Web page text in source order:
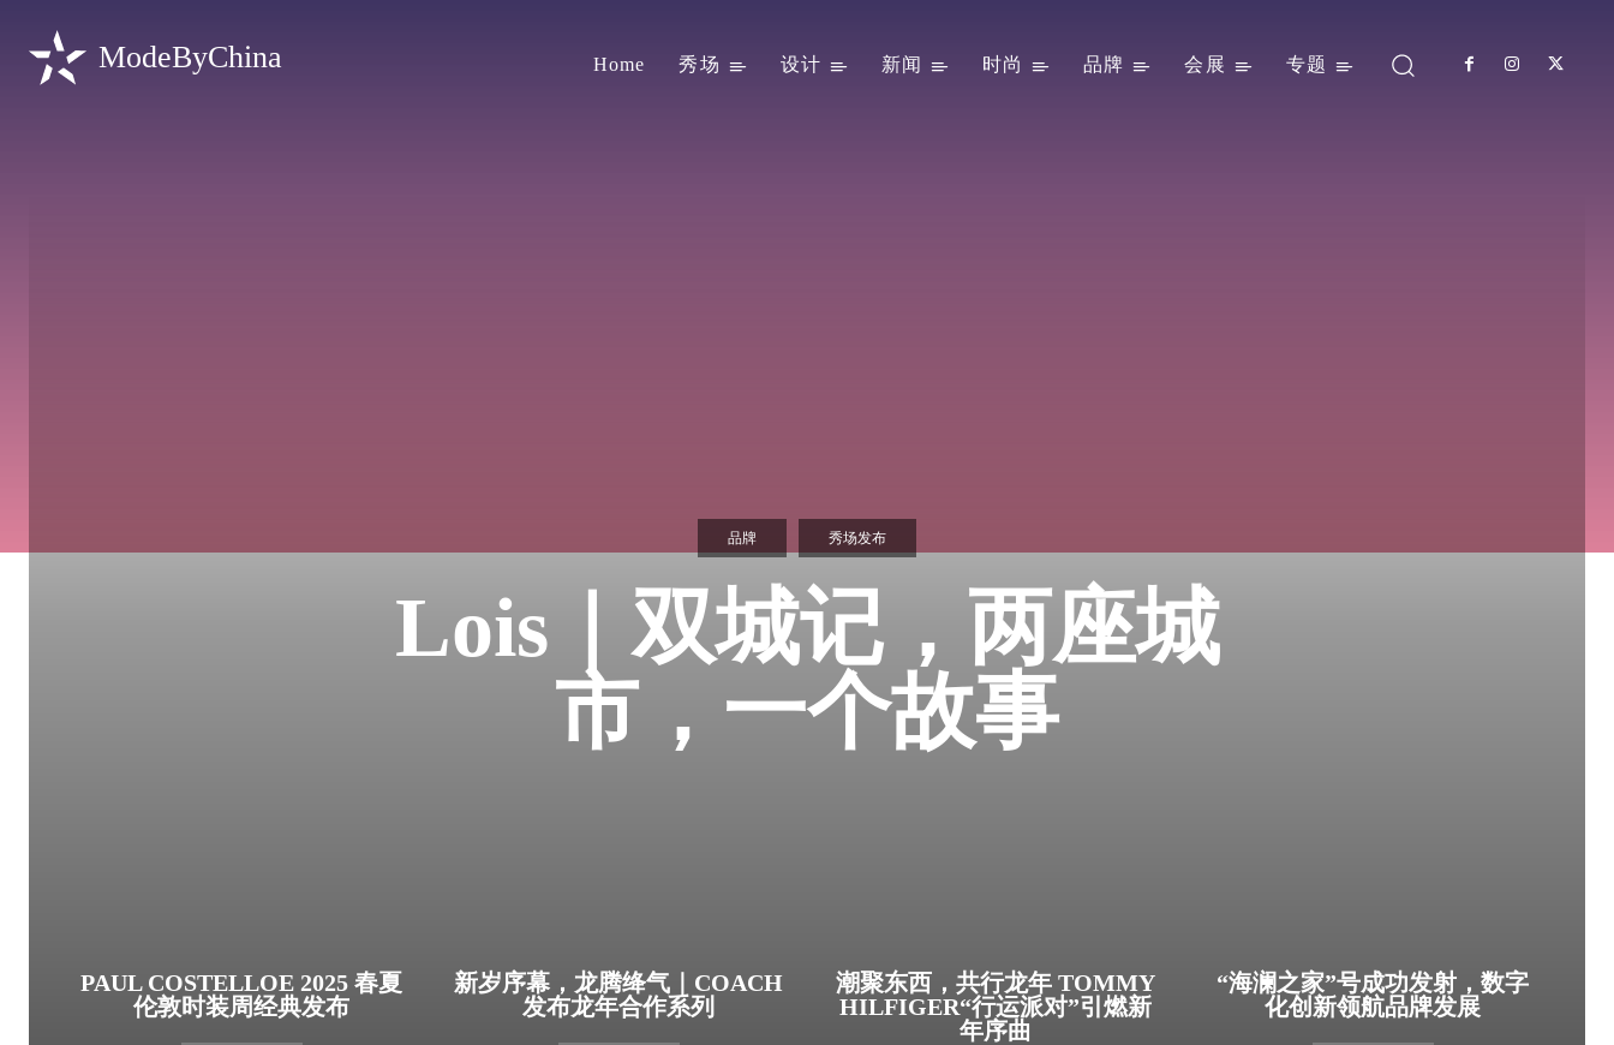
ModeByChina Home 秀场 设计 新闻 时尚 品牌 会展 专题
品牌 秀场发布
Lois｜双城记，两座城
市，一个故事
PAUL COSTELLOE 2025 春夏
伦敦时装周经典发布
新岁序幕，龙腾绛气｜COACH
发布龙年合作系列
潮聚东西，共行龙年 TOMMY
HILFIGER“行运派对”引燃新
年序曲
“海澜之家”号成功发射，数字
化创新领航品牌发展